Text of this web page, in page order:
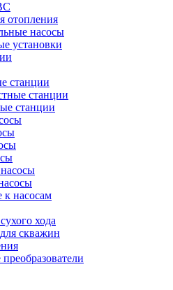
отопления
насосы
установки
станции
станции
станции
насосам
хода
скважин